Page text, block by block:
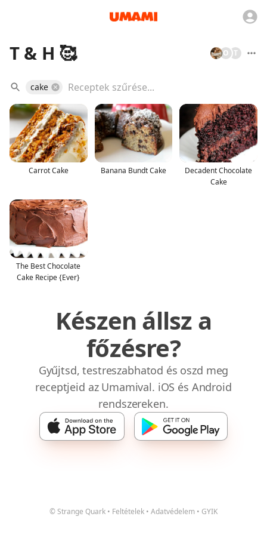
T & H 🥰 T
O
cake
Carrot Cake Banana Bundt Cake
Decadent Chocolate
Cake
The Best Chocolate
Cake Recipe {Ever}
Készen állsz a
főzésre?
Gyűjtsd, testreszabhatod és oszd meg
receptjeid az Umamival. iOS és Android
rendszereken.
© Strange Quark • Feltételek • Adatvédelem • GYIK